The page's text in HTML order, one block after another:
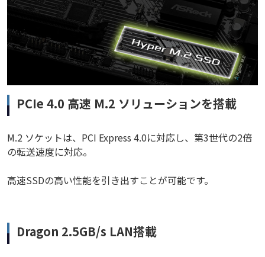
PCIe 4.0 高速 M.2 ソリューションを搭載
M.2 ソケットは、PCI Express 4.0に対応し、第3世代の2倍
の転送速度に対応。
高速SSDの高い性能を引き出すことが可能です。
Dragon 2.5GB/s LAN搭載